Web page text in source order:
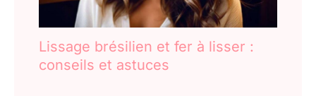
Lissage brésilien et fer à lisser :
conseils et astuces